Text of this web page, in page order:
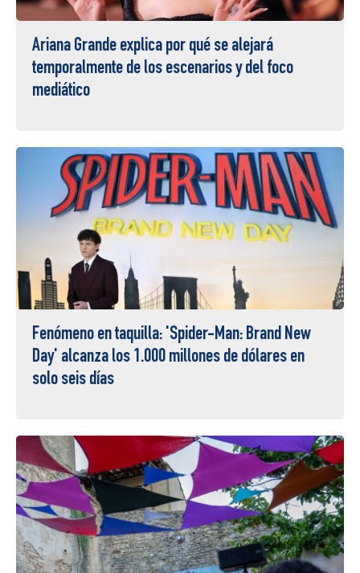
Ariana Grande explica por qué se alejará
temporalmente de los escenarios y del foco
mediático
Fenómeno en taquilla: 'Spider-Man: Brand New
Day' alcanza los 1.000 millones de dólares en
solo seis días